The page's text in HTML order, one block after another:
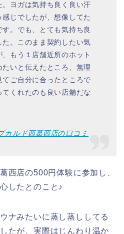
。ヨガは気持ち良く良い汗
じでしたが、想像してた
。でも、とても気持ち良
た。このまま契約したい気
もう１店舗近所のホット
いと伝えたところ、無理
ご自分に合ったところで
くれたのも良い店舗だな
カルド西葛西店の口コミ
西店の500円体験に参加し、
したとのこと♪
ナみたいに蒸し蒸ししてる
たが、実際はじんわり温か